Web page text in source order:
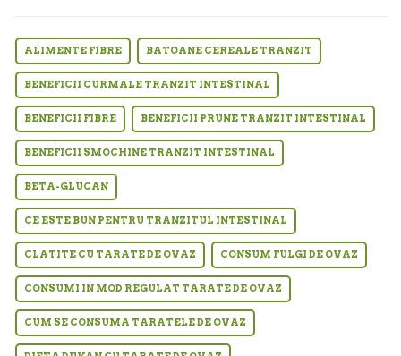
ALIMENTE FIBRE BATOANE CEREALE TRANZIT
BENEFICII CURMALE TRANZIT INTESTINAL
BENEFICII FIBRE BENEFICII PRUNE TRANZIT INTESTINAL
BENEFICII SMOCHINE TRANZIT INTESTINAL
BETA-GLUCAN
CE ESTE BUN PENTRU TRANZITUL INTESTINAL
CLATITE CU TARATE DE OVAZ CONSUM FULGI DE OVAZ
CONSUMI IN MOD REGULAT TARATE DE OVAZ
CUM SE CONSUMA TARATELE DE OVAZ